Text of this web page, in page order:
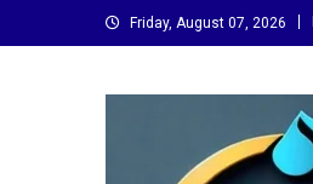
to
Friday, August 07, 2026